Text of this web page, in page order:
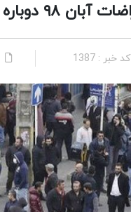
کد خبر : 1387